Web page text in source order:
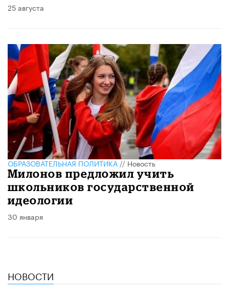
25 августа
ОБРАЗОВАТЕЛЬНАЯ ПОЛИТИКА//Новость
Милонов предложил учить
школьников государственной
идеологии
30 января
НОВОСТИ